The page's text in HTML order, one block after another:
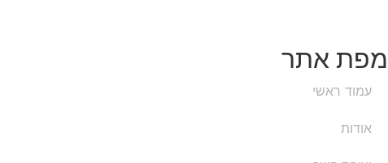
מפת אתר
עמוד ראשי
אודות